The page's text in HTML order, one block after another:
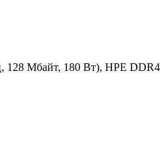
128 Мбайт, 180 Вт), HPE